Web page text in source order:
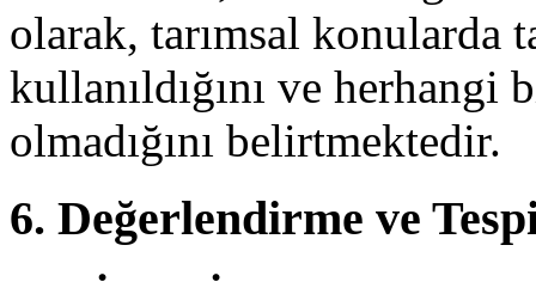
olarak, tarımsal konularda
kullanıldığını ve herhangi
olmadığını belirtmektedir.
6. Değerlendirme ve